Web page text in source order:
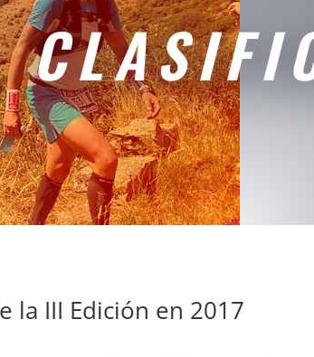
la III Edición en 2017